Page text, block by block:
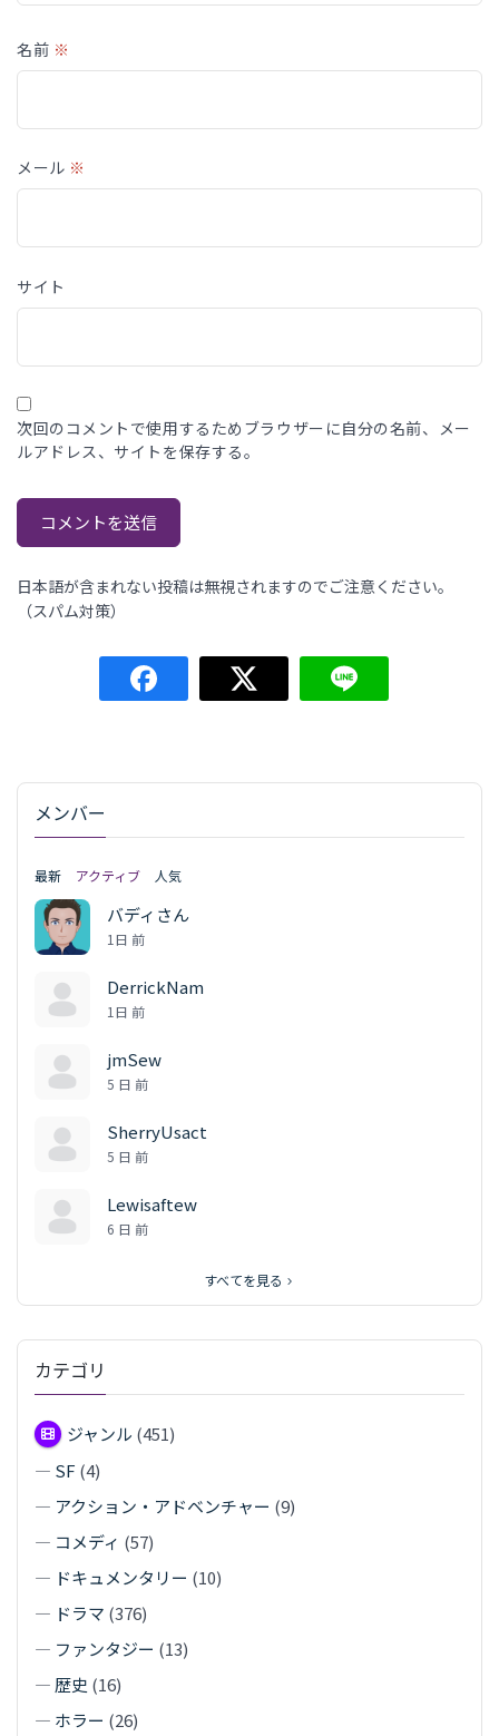
名前 ※
メール ※
サイト
次回のコメントで使用するためブラウザーに自分の名前、メー
ルアドレス、サイトを保存する。
日本語が含まれない投稿は無視されますのでご注意ください。
（スパム対策）
メンバー
最新 アクティブ 人気
バディさん
1日 前
DerrickNam
1日 前
jmSew
5 日 前
SherryUsact
5 日 前
Lewisaftew
6 日 前
すべてを見る
カテゴリ
ジャンル (451)
— SF (4)
— アクション・アドベンチャー (9)
— コメディ (57)
— ドキュメンタリー (10)
— ドラマ (376)
— ファンタジー (13)
— 歴史 (16)
— ホラー (26)